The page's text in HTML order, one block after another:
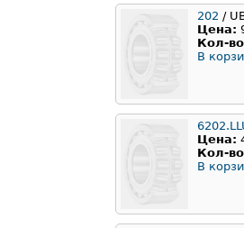
202 /
Цена:
Кол-
В
Цена:
Кол-
В